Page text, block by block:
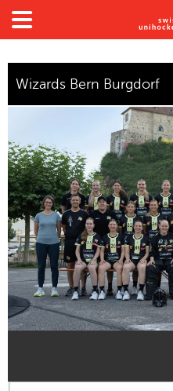

Wizards Bern Burgdorf